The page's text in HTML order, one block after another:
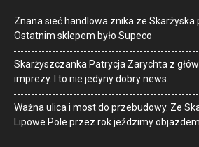
Znana sieć handlowa znika ze Skarżyska
Ostatnim sklepem było Supeco
Skarżyszczanka Patrycja Zarychta z
imprezy. I to nie jedyny dobry news…
Ważna ulica i most do przebudowy. Ze
Lipowe Pole przez rok jeździmy objazdem